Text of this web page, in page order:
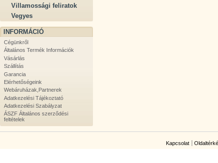
Villamossági feliratok
Vegyes
INFORMÁCIÓ
Cégünkről
Általános Termék Információk
Vásárlás
Szállítás
Garancia
Elérhetőségeink
Webáruházak,Partnerek
Adatkezelési Tájékoztató
Adatkezelési Szabályzat
ÁSZF Általános szerződési
feltételek
Kapcsolat